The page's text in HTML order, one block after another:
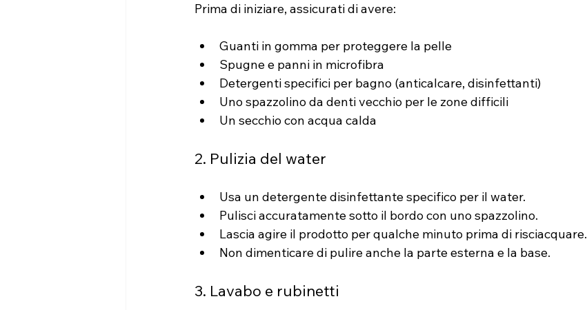
Prima di iniziare, assicurati di avere:
Guanti in gomma per proteggere la pelle
Spugne e panni in microfibra
Detergenti specifici per bagno (anticalcare, disinfettanti)
Uno spazzolino da denti vecchio per le zone difficili
Un secchio con acqua calda
2. Pulizia del water
Usa un detergente disinfettante specifico per il water.
Pulisci accuratamente sotto il bordo con uno spazzolino.
Lascia agire il prodotto per qualche minuto prima di risciacquare.
Non dimenticare di pulire anche la parte esterna e la base.
3. Lavabo e rubinetti